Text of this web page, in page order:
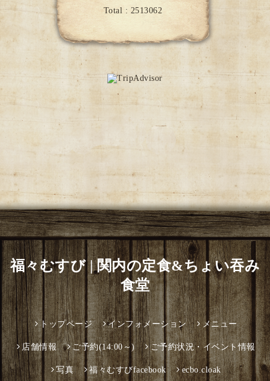
Total : 2513062
福々むすび | 関内の定食&ちょい吞み
食堂
トップページ インフォメーション メニュー
店舗情報 ご予約(14:00～) ご予約状況・イベント情報
写真 福々むすびfacebook ecbo.cloak